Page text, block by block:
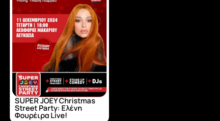
SUPER JOEY Christmas
Street Party: Ελένη
Φουρέιρα Live!